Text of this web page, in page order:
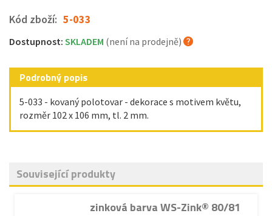
Kód zboží: 5-033
Dostupnost: SKLADEM (není na prodejně)
Podrobný popis
5-033 - kovaný polotovar - dekorace s motivem květu,
rozměr 102 x 106 mm, tl. 2 mm .
Související produkty
zinková barva WS-Zink® 80/81